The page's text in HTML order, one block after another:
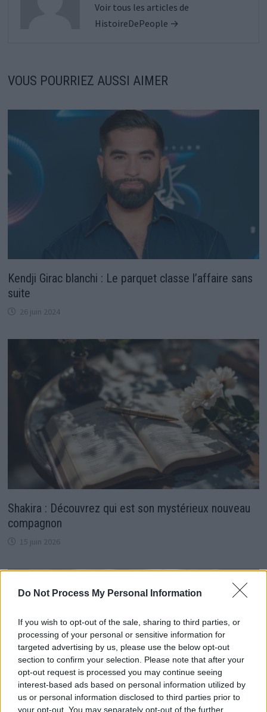
Do Not Process My Personal Information
If you wish to opt-out of the sale, sharing to third parties, or
processing of your personal or sensitive information for
targeted advertising by us, please use the below opt-out
section to confirm your selection. Please note that after your
opt-out request is processed you may continue seeing
interest-based ads based on personal information utilized by
us or personal information disclosed to third parties prior to
your opt-out. You may separately opt-out of the further
Voir tous les articles de
HistoireDePeople →
VOUS POURRIEZ AUSSI AIMER
Kendji Girac blanchi : Le parquet classe l’affaire sans
suite
26 juin 2024
Shakira : Découvrez qui est son mystérieux nouveau
compagnon
15 juin 2026